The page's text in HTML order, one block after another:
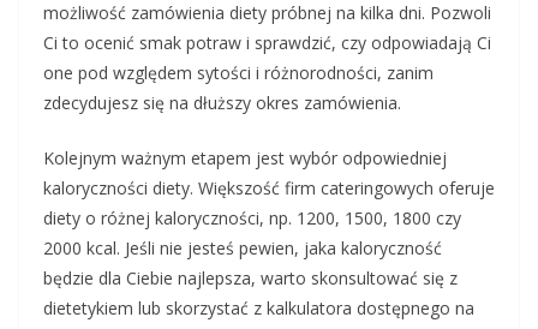
możliwość zamówienia diety próbnej na kilka dni. Pozwoli
Ci to ocenić smak potraw i sprawdzić, czy odpowiadają Ci
one pod względem sytości i różnorodności, zanim
zdecydujesz się na dłuższy okres zamówienia.
Kolejnym ważnym etapem jest wybór odpowiedniej
kaloryczności diety. Większość firm cateringowych oferuje
diety o różnej kaloryczności, np. 1200, 1500, 1800 czy
2000 kcal. Jeśli nie jesteś pewien, jaka kaloryczność
będzie dla Ciebie najlepsza, warto skonsultować się z
dietetykiem lub skorzystać z kalkulatora dostępnego na